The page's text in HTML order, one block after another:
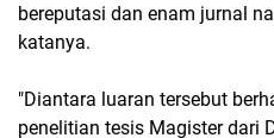
bereputasi dan enam jurnal
katanya.
"Diantara luaran tersebut
penelitian tesis Magister dari